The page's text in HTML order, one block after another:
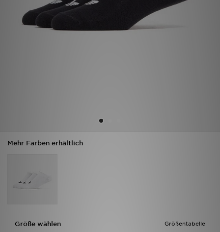
Mehr Farben erhältlich
Größentabelle
Größe wählen
Sport
Bestellverfolgung